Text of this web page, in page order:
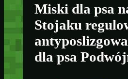
Miski dla psa
Stojaku
dla psa